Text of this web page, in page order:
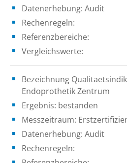
Datenerhebung: Audit
Rechenregeln:
Referenzbereiche:
Vergleichswerte:
Bezeichnung
Endoprothetik Zentrum
Ergebnis: bestanden
Messzeitraum:
Datenerhebung: Audit
Rechenregeln: